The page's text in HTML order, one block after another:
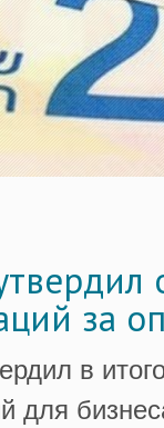
за
в
для